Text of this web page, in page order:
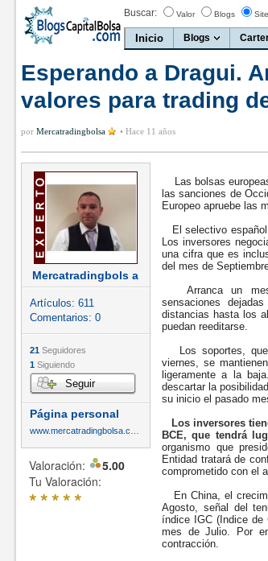
Buscar: Valor Blogs Site
Inicio Blogs
Esperando a Dragui.
valores para trading
por Mercatradingbolsa • Hace 11 años
Mercatradingbols a
Artículos: 611
Comentarios: 0
21 Seguidores
1 Siguiendo
Seguir
Página personal
Valoración:
5.00
Tu Valoración:
*****
Las bolsas
las sanciones de
Europeo apruebe las
El selectivo español
Los inversores
una cifra que es
del mes de
Arranca un mes
sensaciones
distancias hasta los
puedan reeditarse.
Los soportes, que
viernes, se
ligeramente a la
descartar la
su inicio el pasado
Los inversores
BCE, que tendrá
organismo que
Entidad tratará de
comprometido con el
En China, el
Agosto, señal del
índice IGC (Indice de
mes de Julio. Por
contracción.